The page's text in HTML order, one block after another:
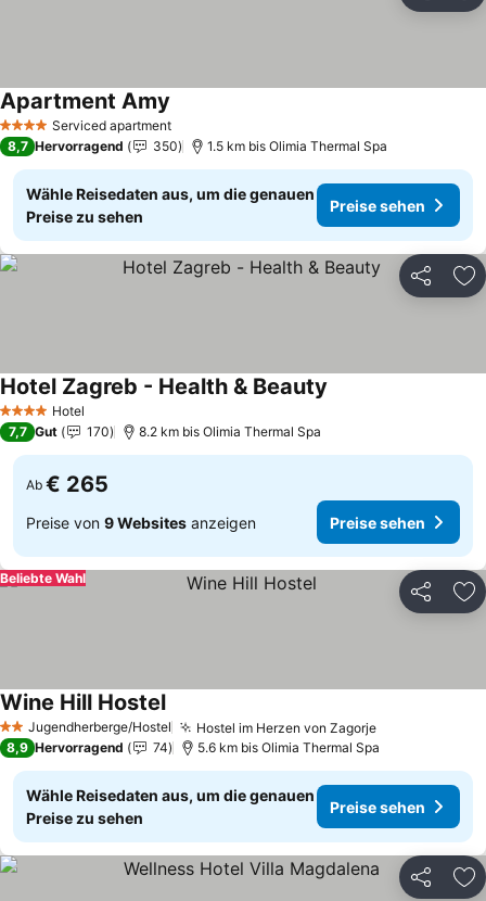
4 Sterne Serviced apartment
Apartment Amy
8,7 Hervorragend 350 1.5 km bis Olimia Thermal Spa
Wähle Reisedaten aus, um die genauen
Preise zu sehen
Preise sehen
Teilen
4 Sterne Hotel
Hotel Zagreb - Health & Beauty
7,7 Gut 170 8.2 km bis Olimia Thermal Spa
Ab € 265
Preise von 9 Websites anzeigen Preise sehen
Teilen
Beliebte Wahl
2 SterneJugendherberge/Hostel Hostel im Herzen von ZagorjePreise sehen
Wine Hill HostelPreise sehen
8,9 Hervorragend 74 5.6 km bis Olimia Thermal Spa
Wähle Reisedaten aus, um die genauen
Preise zu sehen
Preise sehen
Teilen